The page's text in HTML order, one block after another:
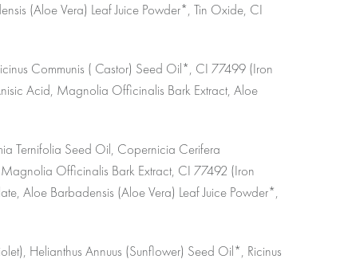
(Aloe Vera) Leaf Juice Powder*, Tin Oxide, CI
Communis ( Castor) Seed Oil*, CI 77499 (Iron
Acid, Magnolia Officinalis Bark Extract, Aloe
Ternifolia Seed Oil, Copernicia Cerifera
Officinalis Bark Extract, CI 77492 (Iron
Aloe Barbadensis (Aloe Vera) Leaf Juice Powder*,
Helianthus Annuus (Sunflower) Seed Oil*, Ricinus